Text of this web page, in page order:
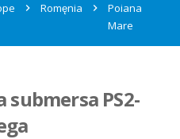
Romęnia
Poiana
Mare
PS2-